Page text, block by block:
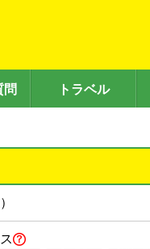
問 トラベル